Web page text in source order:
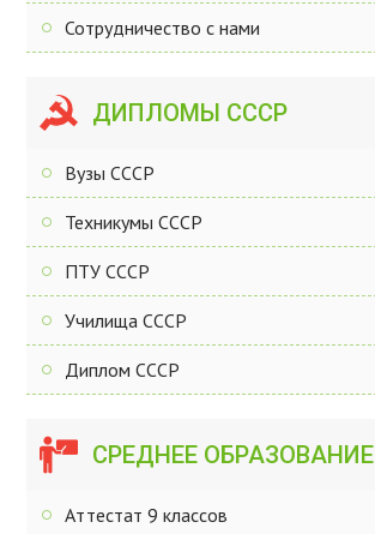
Сотрудничество с нами
ДИПЛОМЫ СССР
Вузы СССР
Техникумы СССР
ПТУ СССР
Училища СССР
Диплом СССР
СРЕДНЕЕ ОБРАЗОВАНИЕ
Аттестат 9 классов